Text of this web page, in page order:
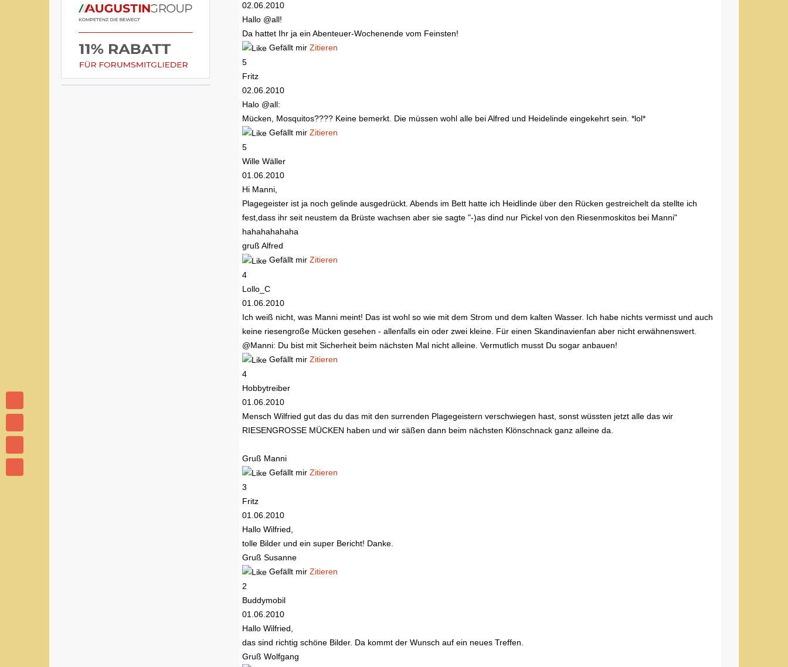
02.06.2010
Hallo @all!
Da hattet Ihr ja ein Abenteuer-Wochenende vom Feinsten!
Gefällt mir Zitieren
5
Fritz
02.06.2010
Halo @all:
Mücken, Mosquitos???? Keine bemerkt. Die müssen wohl alle bei Alfred und Heidelinde eingekehrt sein. *lol*
Gefällt mir Zitieren
5
Wille Wäller
01.06.2010
Hi Manni,
Plagegeister ist ja noch gelinde ausgedrückt. Abends im Bett hatte ich Heidlinde über den Rücken gestreichelt da stellte ich
fest,dass ihr seit neustem da Brüste wachsen aber sie sagte "-)as dind nur Pickel von den Riesenmoskitos bei Manni"
hahahahahaha
gruß Alfred
Gefällt mir Zitieren
4
Lollo_C
01.06.2010
Ich weiß nicht, was Manni meint! Das ist wohl so wie mit dem Strom und dem kalten Wasser. Ich habe nichts vermisst und auch
keine riesengroße Mücken gesehen - allenfalls ein oder zwei kleine. Für einen Skandinavienfan aber nicht erwähnenswert.
@Manni: Du bist mit Sicherheit beim nächsten Mal nicht alleine. Vermutlich musst Du sogar anbauen!
Gefällt mir Zitieren
4
Hobbytreiber
01.06.2010
Mensch Wilfried gut das du das mit den surrenden Plagegeistern verschwiegen hast, sonst wüssten jetzt alle das wir
RIESENGROSSE MÜCKEN haben und wir säßen dann beim nächsten Klönschnack ganz alleine da.
Gruß Manni
Gefällt mir Zitieren
3
Fritz
01.06.2010
Hallo Wilfried,
tolle Bilder und ein super Bericht! Danke.
Gruß Susanne
Gefällt mir Zitieren
2
Buddymobil
01.06.2010
Hallo Wilfried,
das sind richtig schöne Bilder. Da kommt der Wunsch auf ein neues Treffen.
Gruß Wolfgang